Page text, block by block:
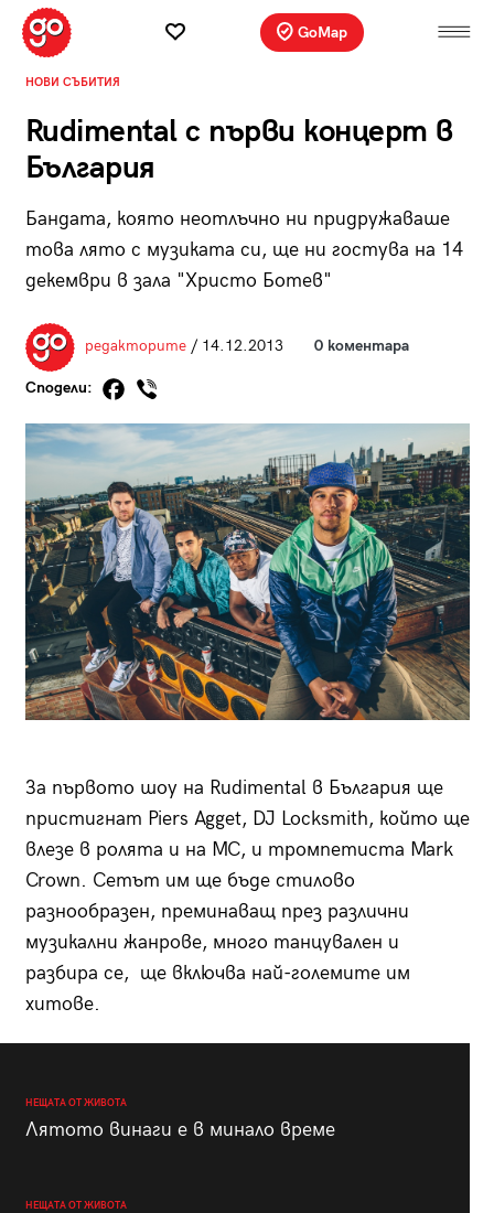
GoMap
НОВИ СЪБИТИЯ
Rudimental с първи концерт в
България
Бандата, която неотлъчно ни придружаваше
това лято с музиката си, ще ни гостува на 14
декември в зала "Христо Ботев"
редакторите/ 14.12.2013 0 коментара
Сподели:
За първото шоу на Rudimental в България ще
пристигнат Piers Agget, DJ Locksmith, който ще
влезе в ролята и на MC, и тромпетистa Mark
Crown. Сетът им ще бъде стилово
разнообразен, преминаващ през различни
музикални жанрове, много танцувален и
разбира се, ще включва най-големите им
хитове.
НЕЩАТА ОТ ЖИВОТА
Лятото винаги е в минало време
НЕЩАТА ОТ ЖИВОТА